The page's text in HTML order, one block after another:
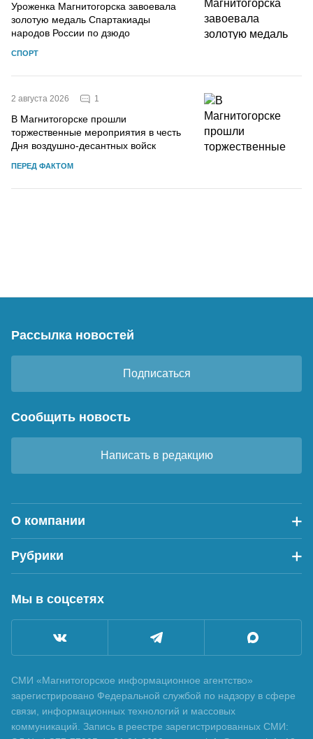
Уроженка Магнитогорска завоевала
золотую медаль Спартакиады
народов России по дзюдо
СПОРТ
2 августа 2026 1
В Магнитогорске прошли
торжественные мероприятия в честь
Дня воздушно-десантных войск
ПЕРЕД ФАКТОМ
Рассылка новостей
Подписаться
Сообщить новость
Написать в редакцию
О компании
Рубрики
Мы в соцсетях
СМИ «Магнитогорское информационное агентство»
зарегистрировано Федеральной службой по надзору в сфере
связи, информационных технологий и массовых
коммуникаций. Запись в реестре зарегистрированных СМИ: